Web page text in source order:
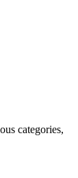
categories,